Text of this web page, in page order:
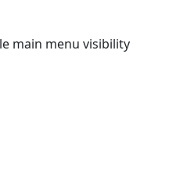
main menu visibility